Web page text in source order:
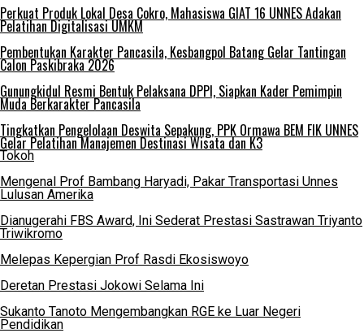
Perkuat Produk Lokal Desa Cokro, Mahasiswa GIAT 16 UNNES Adakan
Pelatihan Digitalisasi UMKM
Pembentukan Karakter Pancasila, Kesbangpol Batang Gelar Tantingan
Calon Paskibraka 2026
Gunungkidul Resmi Bentuk Pelaksana DPPI, Siapkan Kader Pemimpin
Muda Berkarakter Pancasila
Tingkatkan Pengelolaan Deswita Sepakung, PPK Ormawa BEM FIK UNNES
Gelar Pelatihan Manajemen Destinasi Wisata dan K3
Tokoh
Mengenal Prof Bambang Haryadi, Pakar Transportasi Unnes
Lulusan Amerika
Dianugerahi FBS Award, Ini Sederat Prestasi Sastrawan Triyanto
Triwikromo
Melepas Kepergian Prof Rasdi Ekosiswoyo
Deretan Prestasi Jokowi Selama Ini
Sukanto Tanoto Mengembangkan RGE ke Luar Negeri
Pendidikan